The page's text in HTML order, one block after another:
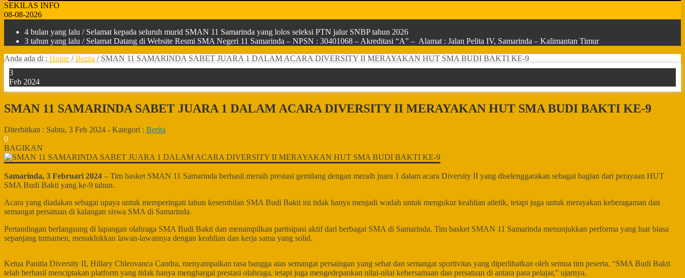
SEKILAS INFO
08-08-2026
4 bulan yang lalu / Selamat kepada seluruh murid SMAN 11 Samarinda yang lolos seleksi PTN jalur SNBP tahun 2026
3 tahun yang lalu / Selamat Datang di Website Resmi SMA Negeri 11 Samarinda – NPSN : 30401068 – Akreditasi “A” – Alamat : Jalan Pelita IV, Samarinda – Kalimantan Timur
Anda ada di : Home /Berita / SMAN 11 SAMARINDA SABET JUARA 1 DALAM ACARA DIVERSITY II MERAYAKAN HUT SMA BUDI BAKTI KE-9
3
Feb 2024
SMAN 11 SAMARINDA SABET JUARA 1 DALAM ACARA DIVERSITY II MERAYAKAN HUT SMA BUDI BAKTI KE-9
Diterbitkan : Sabtu, 3 Feb 2024 - Kategori : Berita
0
BAGIKAN
Samarinda, 3 Februari 2024 – Tim basket SMAN 11 Samarinda berhasil meraih prestasi gemilang dengan meraih juara 1 dalam acara Diversity II yang diselenggarakan sebagai bagian dari perayaan HUT
SMA Budi Bakti yang ke-9 tahun.
Acara yang diadakan sebagai upaya untuk memperingati tahun kesembilan SMA Budi Bakti ini tidak hanya menjadi wadah untuk mengukur keahlian atletik, tetapi juga untuk merayakan keberagaman dan
semangat persatuan di kalangan siswa SMA di Samarinda.
Pertandingan berlangsung di lapangan olahraga SMA Budi Bakti dan menampilkan partisipasi aktif dari berbagai SMA di Samarinda. Tim basket SMAN 11 Samarinda menunjukkan performa yang luar biasa
sepanjang turnamen, menaklukkan lawan-lawannya dengan keahlian dan kerja sama yang solid.
Ketua Panitia Diversity II, Hillary Chleovanca Candra, menyampaikan rasa bangga atas semangat persaingan yang sehat dan semangat sportivitas yang diperlihatkan oleh semua tim peserta. “SMA Budi Bakti
telah berhasil menciptakan platform yang tidak hanya menghargai prestasi olahraga, tetapi juga mengedepankan nilai-nilai kebersamaan dan persatuan di antara para pelajar,” ujarnya.